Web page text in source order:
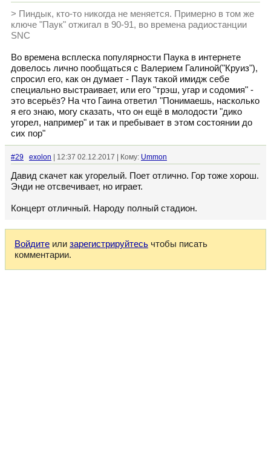
> Пиндык, кто-то никогда не меняется. Примерно в том же
ключе "Паук" отжигал в 90-91, во времена радиостанции
SNC
Во времена всплеска популярности Паука в интернете
довелось лично пообщаться с Валерием Галиной("Круиз"),
спросил его, как он думает - Паук такой имидж себе
специально выстраивает, или его "трэш, угар и содомия" -
это всерьёз? На что Гаина ответил "Понимаешь, насколько
я его знаю, могу сказать, что он ещё в молодости "дико
угорел, например" и так и пребывает в этом состоянии до
сих пор"
#29 exolon | 12:37 02.12.2017 | Кому: Ummon
Давид скачет как угорелый. Поет отлично. Гор тоже хорош.
Энди не отсвечивает, но играет.
Концерт отличный. Народу полный стадион.
Войдите или зарегистрируйтесь чтобы писать
комментарии.